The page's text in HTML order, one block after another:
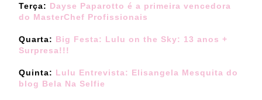
Terça: Dayse Paparotto é a primeira vencedora
do MasterChef Profissionais
Quarta: Big Festa: Lulu on the Sky: 13 anos +
Surpresa!!!
Quinta: Lulu Entrevista: Elisangela Mesquita do
blog Bela Na Selfie